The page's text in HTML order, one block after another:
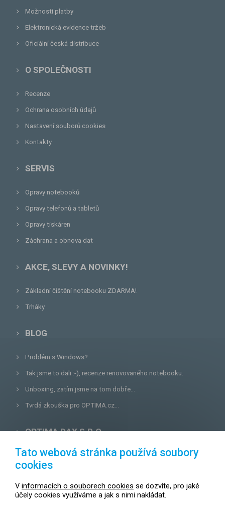
Možnosti platby
Elektronická evidence tržeb
Oficiální česká distribuce
O SPOLEČNOSTI
Recenze
Ochrana osobních údajů
Nastavení souborů cookies
Kontakty
SERVIS
Opravy notebooků
Opravy telefonů a tabletů
Opravy tiskáren
Záchrana a obnova dat
AKCE, SLEVY A NOVINKY!
Základní čištění notebooku ZDARMA!
Trháky
BLOG
Problém s Windows?
Tak jsme to dali :-), recenze renovovaného notebooku.
Unboxing, zatím jsme na tom dobře...
Tvrdá zkouška pro OPTIMA.cz...
OPTIMA DAX S.R.O.
Lazecká 46/3, 779 00Olomouc
Zákaznická linka: +420 587 407 456
Tato webová stránka používá soubory
cookies
V informacích o souborech cookies se dozvíte, pro jaké
účely cookies využíváme a jak s nimi nakládat.